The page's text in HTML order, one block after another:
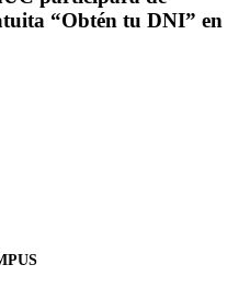
“Obtén tu DNI” en